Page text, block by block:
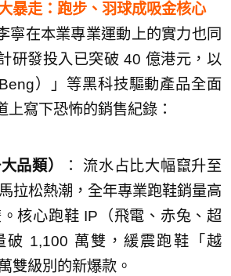
暴走：跑步、羽球成吸金核心
寧在本業專業運動上的實力也同
研發投入已突破 40 億港元，以
）」等黑科技驅動產品全面
上寫下恐怖的銷售紀錄：
品類）
： 流水占比大幅竄升至
拉松熱潮，全年專業跑鞋銷量高
核心跑鞋 IP（飛電、赤兔、超
破 1,100 萬雙，緩震跑鞋「越
雙級別的新爆款。